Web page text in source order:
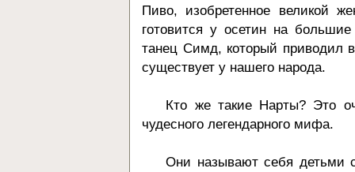
Пиво, изобретенное великой
готовится у осетин на
танец Симд, который приводил
существует у нашего народа.
Кто же такие Нарты? Это
чудесного легендарного мифа.
Они называют себя детьми